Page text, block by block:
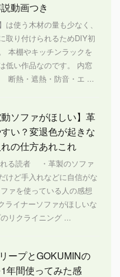
動画つき
は使う木材の量も少なく、
取り付けられるためDIY初
本棚やキッチンラックを
低い作品なのです。 内窓
断熱・遮熱・防音・エ ...
動ソファがほしい】革
い？変退色が起きな
の仕方あれこれ
る読者 ・革製のソファ
けど手入れなどに自信がな
ァを使っている人の感想
イナーソファがほしいな
リクライニング ...
ープとGOKUMINの
年間使ってみた感